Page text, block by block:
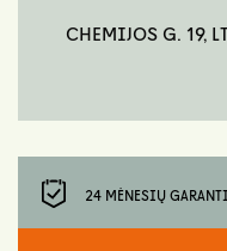
CHEMIJOS G. 19,
24 MĖNESIŲ